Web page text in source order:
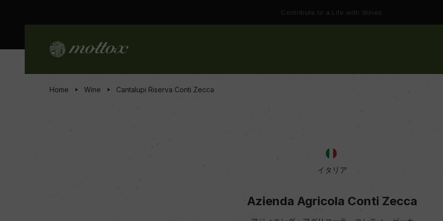
Contribute to a Life with Wines.
Home Wine Cantalupi Riserva Conti Zecca
イタリア
Azienda Agricola Conti Zecca